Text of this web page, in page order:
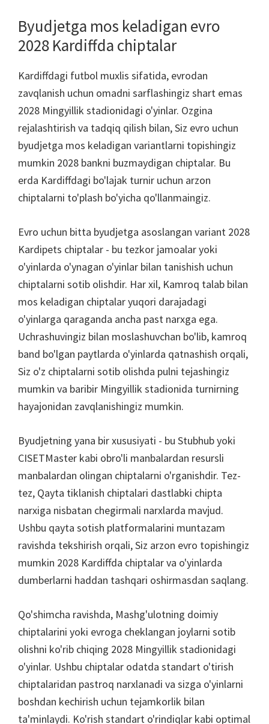
Byudjetga mos keladigan evro
2028 Kardiffda chiptalar
Kardiffdagi futbol muxlis sifatida, evrodan
zavqlanish uchun omadni sarflashingiz shart emas
2028 Mingyillik stadionidagi o'yinlar. Ozgina
rejalashtirish va tadqiq qilish bilan, Siz evro uchun
byudjetga mos keladigan variantlarni topishingiz
mumkin 2028 bankni buzmaydigan chiptalar. Bu
erda Kardiffdagi bo'lajak turnir uchun arzon
chiptalarni to'plash bo'yicha qo'llanmaingiz.
Evro uchun bitta byudjetga asoslangan variant 2028
Kardipets chiptalar - bu tezkor jamoalar yoki
o'yinlarda o'ynagan o'yinlar bilan tanishish uchun
chiptalarni sotib olishdir. Har xil, Kamroq talab bilan
mos keladigan chiptalar yuqori darajadagi
o'yinlarga qaraganda ancha past narxga ega.
Uchrashuvingiz bilan moslashuvchan bo'lib, kamroq
band bo'lgan paytlarda o'yinlarda qatnashish orqali,
Siz o'z chiptalarni sotib olishda pulni tejashingiz
mumkin va baribir Mingyillik stadionida turnirning
hayajonidan zavqlanishingiz mumkin.
Byudjetning yana bir xususiyati - bu Stubhub yoki
CISETMaster kabi obro'li manbalardan resursli
manbalardan olingan chiptalarni o'rganishdir. Tez-
tez, Qayta tiklanish chiptalari dastlabki chipta
narxiga nisbatan chegirmali narxlarda mavjud.
Ushbu qayta sotish platformalarini muntazam
ravishda tekshirish orqali, Siz arzon evro topishingiz
mumkin 2028 Kardiffda chiptalar va o'yinlarda
dumberlarni haddan tashqari oshirmasdan saqlang.
Qo'shimcha ravishda, Mashg'ulotning doimiy
chiptalarini yoki evroga cheklangan joylarni sotib
olishni ko'rib chiqing 2028 Mingyillik stadionidagi
o'yinlar. Ushbu chiptalar odatda standart o'tirish
chiptalaridan pastroq narxlanadi va sizga o'yinlarni
boshdan kechirish uchun tejamkorlik bilan
ta'minlaydi. Ko'rish standart o'rindiqlar kabi optimal